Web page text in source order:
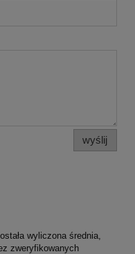
wyślij
wyliczona średnia,
zweryfikowanych